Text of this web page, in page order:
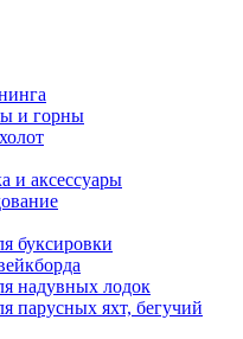
и горны
и аксессуары
буксировки
надувных лодок
парусных яхт, бегучий